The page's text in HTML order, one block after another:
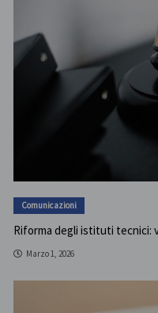
Comunicazioni
Riforma degli istituti tecnici:
Marzo 1, 2026